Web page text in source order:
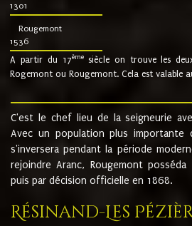
1301
Rougemont
1536
A partir du 17ème siècle on trouve les
Rogemont ou Rougemont. Cela est valable
C'est le chef lieu de la seigneurie
Avec un population plus importante
s'inversera pendant la période
rejoindre Aranc, Rougemont
puis par décision officielle en 1868.
Résinand-Les